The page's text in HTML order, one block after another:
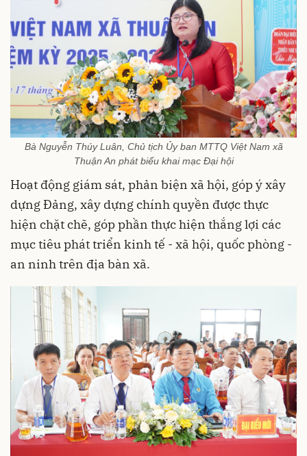
Bà Nguyễn Thúy Luân, Chủ tịch Ủy ban MTTQ Việt Nam xã
Thuận An phát biểu khai mạc Đại hội
Hoạt động giám sát, phản biện xã hội, góp ý xây
dựng Đảng, xây dựng chính quyền được thực
hiện chặt chẽ, góp phần thực hiện thắng lợi các
mục tiêu phát triển kinh tế - xã hội, quốc phòng -
an ninh trên địa bàn xã.